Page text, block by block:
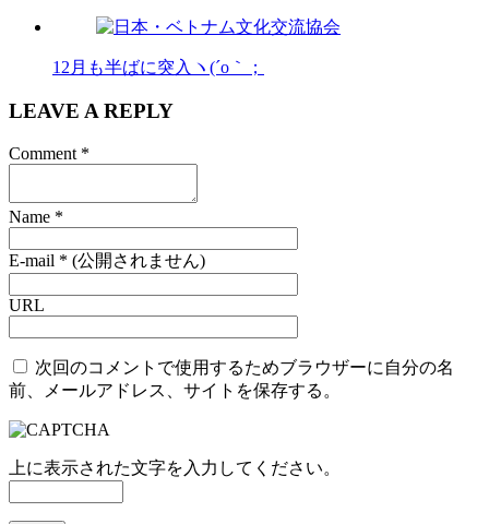
12月も半ばに突入ヽ(´o｀；
LEAVE A REPLY
Comment *
Name *
E-mail * (公開されません)
URL
次回のコメントで使用するためブラウザーに自分の名
前、メールアドレス、サイトを保存する。
上に表示された文字を入力してください。